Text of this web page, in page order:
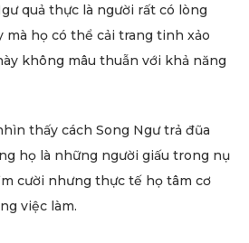
quả thực là người rất có lòng
mà họ có thể cải trang tinh xảo
không mâu thuẫn với khả năng
thấy cách Song Ngư trả đũa
họ là những người giấu trong nụ
cười nhưng thực tế họ tâm cơ
việc làm.